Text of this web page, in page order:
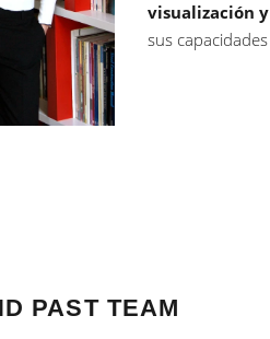
visualización
sus
PAST TEAM